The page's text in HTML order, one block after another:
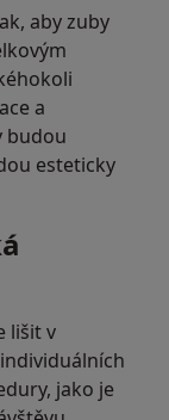
aby zuby
a
budou
esteticky
lišit v
jako je